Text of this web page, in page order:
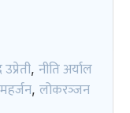
उप्रेती, नीति अर्याल
, लोकरञ्‍जन